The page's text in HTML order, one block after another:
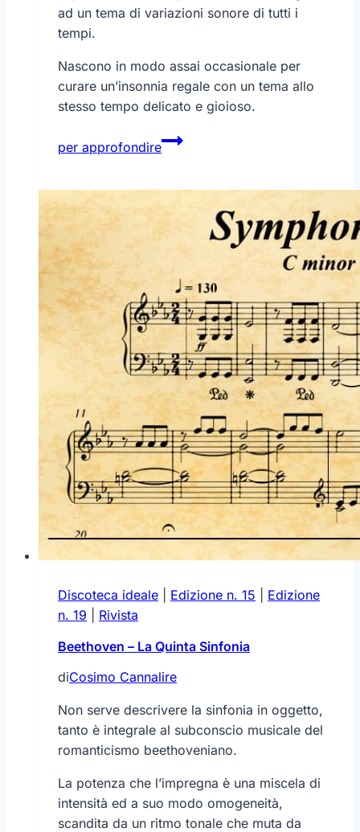
ad un tema di variazioni sonore di tutti i
tempi.
Nascono in modo assai occasionale per
curare un’insonnia regale con un tema allo
stesso tempo delicato e gioioso.
per approfondire
Bach
–
Discoteca ideale Edizione n. 15
Edizione
n. 19
Rivista
Beethoven – La Quinta Sinfonia
diCosimo Cannalire
Non serve descrivere la sinfonia in oggetto,
tanto è integrale al subconscio musicale del
romanticismo beethoveniano.
La potenza che l’impregna è una miscela di
intensità ed a suo modo omogeneità,
scandita da un ritmo tonale che muta da